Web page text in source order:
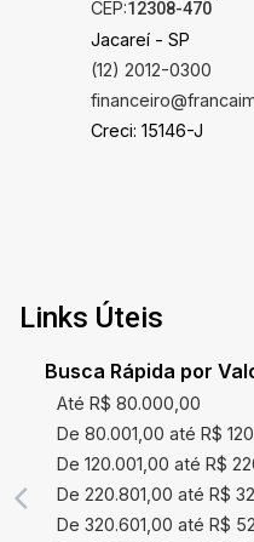
CEP:12308-470
Jacareí - SP
(12) 2012-0300
Creci: 15146-J
Links Úteis
Busca Rápida por
Até R$ 80.000,00
De 80.001,00 até R$
De 120.001,00 até R$
De 220.801,00 até R$
De 320.601,00 até R$